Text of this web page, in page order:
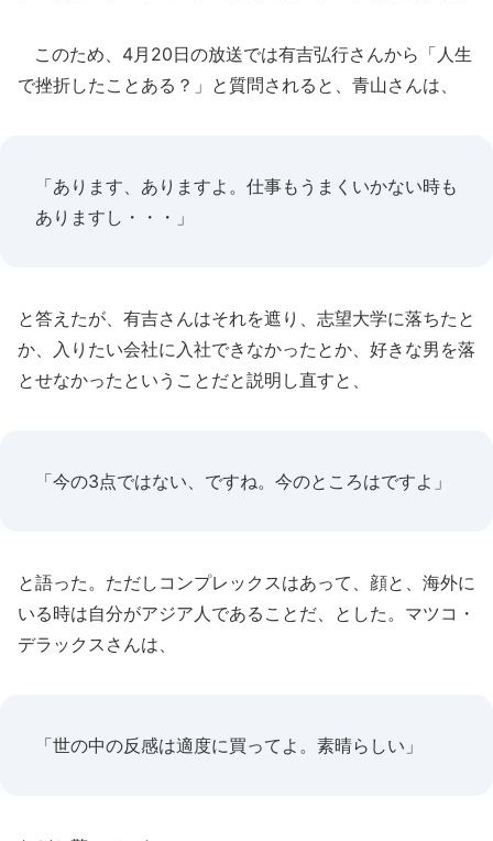
このため、4月20日の放送では有吉弘行さんから「人生
で挫折したことある？」と質問されると、青山さんは、
「あります、ありますよ。仕事もうまくいかない時も
ありますし・・・」
と答えたが、有吉さんはそれを遮り、志望大学に落ちたと
か、入りたい会社に入社できなかったとか、好きな男を落
とせなかったということだと説明し直すと、
「今の3点ではない、ですね。今のところはですよ」
と語った。ただしコンプレックスはあって、顔と、海外に
いる時は自分がアジア人であることだ、とした。マツコ・
デラックスさんは、
「世の中の反感は適度に買ってよ。素晴らしい」